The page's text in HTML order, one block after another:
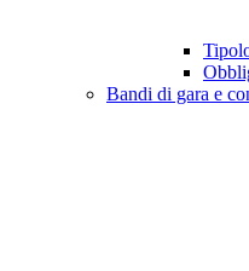
Bandi di gara e